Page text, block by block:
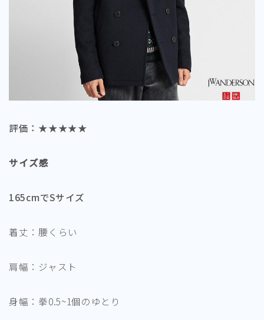
評価：★★★★★
サイズ感
165cmでSサイズ
着丈：腰くらい
肩幅：ジャスト
身幅：拳0.5~1個のゆとり